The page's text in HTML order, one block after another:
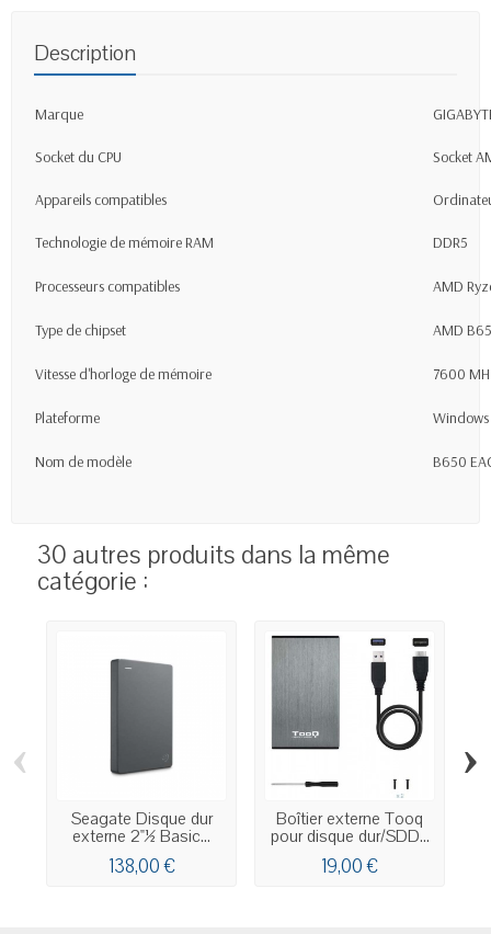
Description
Marque
Socket du CPU Socket
Appareils compatibles
Technologie de mémoire RAM DDR5
Processeurs compatibles AMD
Type de chipset AMD
Vitesse d'horloge de mémoire 7600
Plateforme Windows
Nom de modèle B650
30 autres produits dans la même
catégorie :
Seagate Disque dur
externe 2"½ Basic...
138,00 €
Boîtier externe Tooq
pour disque dur/SDD...
19,00 €
‹ ›